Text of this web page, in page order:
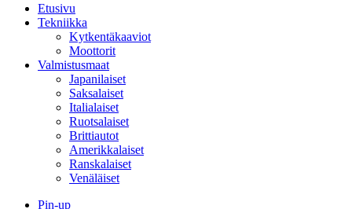
Etusivu
Tekniikka
Kytkentäkaaviot
Moottorit
Valmistusmaat
Japanilaiset
Saksalaiset
Italialaiset
Ruotsalaiset
Brittiautot
Amerikkalaiset
Ranskalaiset
Venäläiset
Pin-up